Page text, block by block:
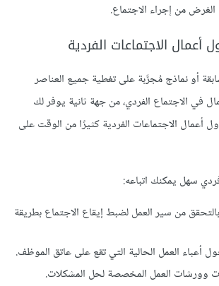
من إجراء الاجتماع.
أعمال الاجتماعات الفردية
أو نماذج مُجرَّبة على تغطية جميع العناصر
في الاجتماع الفردي، من جهة ثانية يوفر لك
أعمال الاجتماعات الفردية كثيرًا من الوقت على
سهل يمكنك اتباعه:
بالتحقق من سير العمل لضبط إيقاع الاجتماع بطريقة
أعباء العمل الحالية التي تقع على عاتق الموظف.
وورشات العمل المخصصة لحل المشكلات.